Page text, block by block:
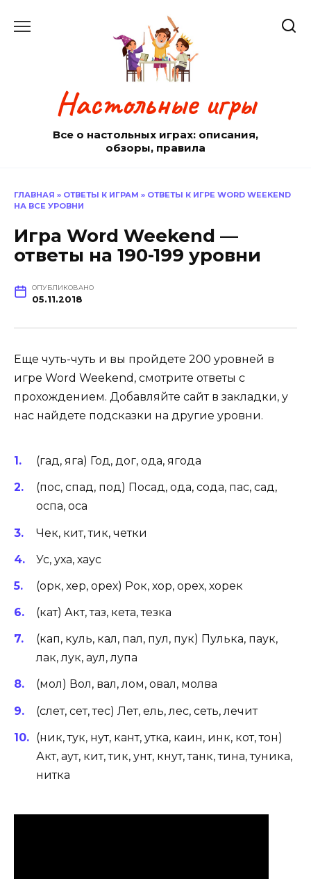
Настольные игры
Все о настольных играх: описания,
обзоры, правила
ГЛАВНАЯ » ОТВЕТЫ К ИГРАМ » ОТВЕТЫ К ИГРЕ WORD WEEKEND
НА ВСЕ УРОВНИ
Игра Word Weekend —
ответы на 190-199 уровни
ОПУБЛИКОВАНО
05.11.2018
Еще чуть-чуть и вы пройдете 200 уровней в
игре Word Weekend, смотрите ответы с
прохождением. Добавляйте сайт в закладки, у
нас найдете подсказки на другие уровни.
(гад, яга) Год, дог, ода, ягода
(пос, спад, под) Посад, ода, сода, пас, сад,
оспа, оса
Чек, кит, тик, четки
Ус, уха, хаус
(орк, хер, орех) Рок, хор, орех, хорек
(кат) Акт, таз, кета, тезка
(кап, куль, кал, пал, пул, пук) Пулька, паук,
лак, лук, аул, лупа
(мол) Вол, вал, лом, овал, молва
(слет, сет, тес) Лет, ель, лес, сеть, лечит
(ник, тук, нут, кант, утка, каин, инк, кот, тон)
Акт, аут, кит, тик, унт, кнут, танк, тина, туника,
нитка